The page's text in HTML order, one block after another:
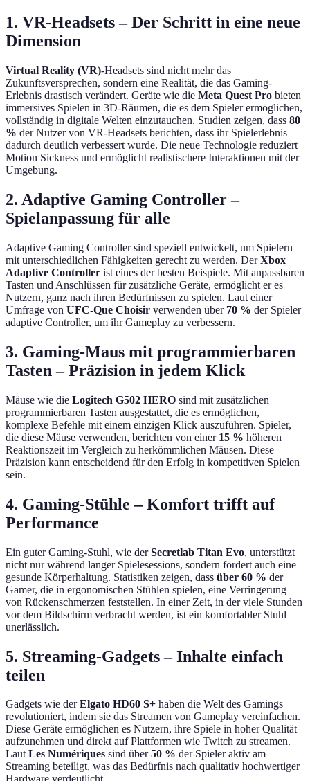
1. VR-Headsets – Der Schritt in eine neue
Dimension
Virtual Reality (VR)-Headsets sind nicht mehr das
Zukunftsversprechen, sondern eine Realität, die das Gaming-
Erlebnis drastisch verändert. Geräte wie die Meta Quest Pro bieten
immersives Spielen in 3D-Räumen, die es dem Spieler ermöglichen,
vollständig in digitale Welten einzutauchen. Studien zeigen, dass 80
% der Nutzer von VR-Headsets berichten, dass ihr Spielerlebnis
dadurch deutlich verbessert wurde. Die neue Technologie reduziert
Motion Sickness und ermöglicht realistischere Interaktionen mit der
Umgebung.
2. Adaptive Gaming Controller –
Spielanpassung für alle
Adaptive Gaming Controller sind speziell entwickelt, um Spielern
mit unterschiedlichen Fähigkeiten gerecht zu werden. DerXbox
Adaptive Controller ist eines der besten Beispiele. Mit anpassbaren
Tasten und Anschlüssen für zusätzliche Geräte, ermöglicht er es
Nutzern, ganz nach ihren Bedürfnissen zu spielen. Laut einer
Umfrage von UFC-Que Choisir verwenden über 70 % der Spieler
adaptive Controller, um ihr Gameplay zu verbessern.
3. Gaming-Maus mit programmierbaren
Tasten – Präzision in jedem Klick
Mäuse wie die Logitech G502 HERO sind mit zusätzlichen
programmierbaren Tasten ausgestattet, die es ermöglichen,
komplexe Befehle mit einem einzigen Klick auszuführen. Spieler,
die diese Mäuse verwenden, berichten von einer 15 % höheren
Reaktionszeit im Vergleich zu herkömmlichen Mäusen. Diese
Präzision kann entscheidend für den Erfolg in kompetitiven Spielen
sein.
4. Gaming-Stühle – Komfort trifft auf
Performance
Ein guter Gaming-Stuhl, wie derSecretlab Titan Evo, unterstützt
nicht nur während langer Spielesessions, sondern fördert auch eine
gesunde Körperhaltung. Statistiken zeigen, dass über 60 % der
Gamer, die in ergonomischen Stühlen spielen, eine Verringerung
von Rückenschmerzen feststellen. In einer Zeit, in der viele Stunden
vor dem Bildschirm verbracht werden, ist ein komfortabler Stuhl
unerlässlich.
5. Streaming-Gadgets – Inhalte einfach
teilen
Gadgets wie derElgato HD60 S+ haben die Welt des Gamings
revolutioniert, indem sie das Streamen von Gameplay vereinfachen.
Diese Geräte ermöglichen es Nutzern, ihre Spiele in hoher Qualität
aufzunehmen und direkt auf Plattformen wie Twitch zu streamen.
LautLes Numériques sind über50 % der Spieler aktiv am
Streaming beteiligt, was das Bedürfnis nach qualitativ hochwertiger